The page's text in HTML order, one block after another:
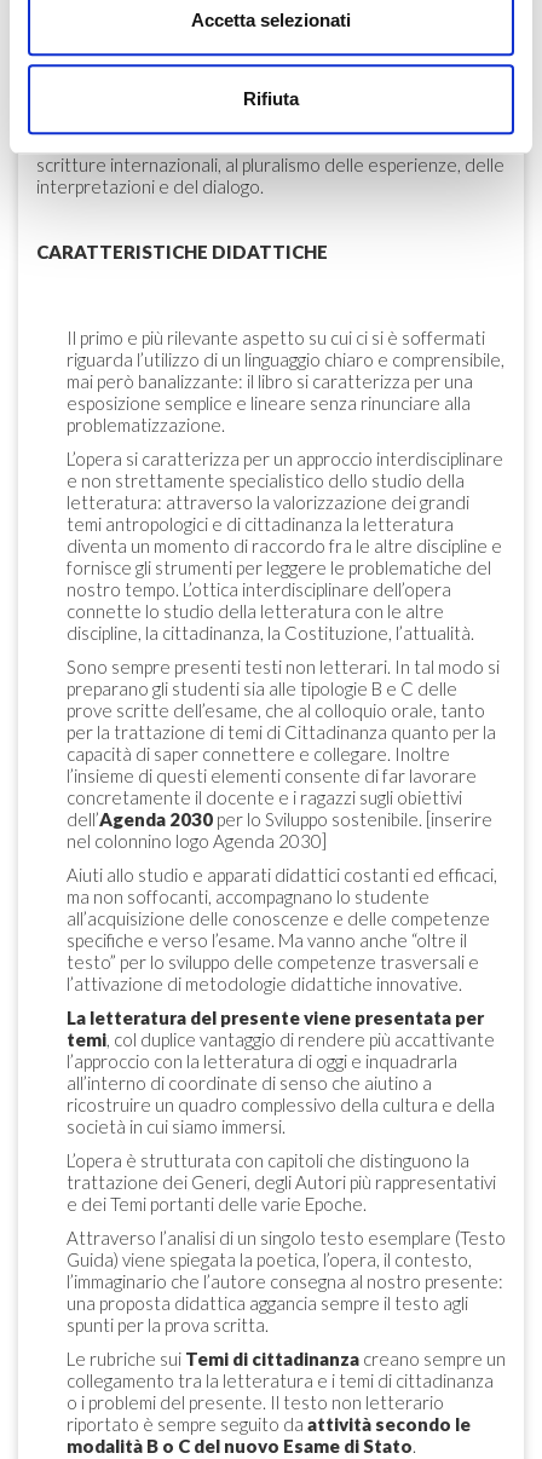
Accetta selezionati
Rifiuta
IL PROGETTO CULTURALE
Questa nuova letteratura curata da Pietro Cataldi Elena
Angioloni e Sara Panichi si caratterizza per la ricerca di un
agilità, ordine e percorribilità del modello didattico
letteratura aperta alla pluralità delle discipline, alle
scritture internazionali, al pluralismo delle esperienze, delle
interpretazioni e del dialogo.
CARATTERISTICHE DIDATTICHE
Il primo e più rilevante aspetto su cui ci si è soffermati
riguarda l’utilizzo di un linguaggio chiaro e comprensibile,
mai però banalizzante: il libro si caratterizza per una
esposizione semplice e lineare senza rinunciare alla
problematizzazione.
L’opera si caratterizza per un approccio interdisciplinare
e non strettamente specialistico dello studio della
letteratura: attraverso la valorizzazione dei grandi
temi antropologici e di cittadinanza la letteratura
diventa un momento di raccordo fra le altre discipline e
fornisce gli strumenti per leggere le problematiche del
nostro tempo. L’ottica interdisciplinare dell’opera
connette lo studio della letteratura con le altre
discipline, la cittadinanza, la Costituzione, l’attualità.
Sono sempre presenti testi non letterari. In tal modo si
preparano gli studenti sia alle tipologie B e C delle
prove scritte dell’esame, che al colloquio orale, tanto
per la trattazione di temi di Cittadinanza quanto per la
capacità di saper connettere e collegare. Inoltre
l’insieme di questi elementi consente di far lavorare
concretamente il docente e i ragazzi sugli obiettivi
dell’Agenda 2030 per lo Sviluppo sostenibile. [inserire
nel colonnino logo Agenda 2030]
Aiuti allo studio e apparati didattici costanti ed efficaci,
ma non soffocanti, accompagnano lo studente
all’acquisizione delle conoscenze e delle competenze
specifiche e verso l’esame. Ma vanno anche “oltre il
testo” per lo sviluppo delle competenze trasversali e
l’attivazione di metodologie didattiche innovative.
La letteratura del presente viene presentata per
temi, col duplice vantaggio di rendere più accattivante
l’approccio con la letteratura di oggi e inquadrarla
all’interno di coordinate di senso che aiutino a
ricostruire un quadro complessivo della cultura e della
società in cui siamo immersi.
L’opera è strutturata con capitoli che distinguono la
trattazione dei Generi, degli Autori più rappresentativi
e dei Temi portanti delle varie Epoche.
Attraverso l’analisi di un singolo testo esemplare (Testo
Guida) viene spiegata la poetica, l’opera, il contesto,
l’immaginario che l’autore consegna al nostro presente:
una proposta didattica aggancia sempre il testo agli
spunti per la prova scritta.
Le rubriche sui Temi di cittadinanza creano sempre un
collegamento tra la letteratura e i temi di cittadinanza
o i problemi del presente. Il testo non letterario
riportato è sempre seguito da attività secondo le
modalità B o C del nuovo Esame di Stato.